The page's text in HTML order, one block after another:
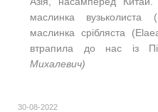
маслинка вузьколиста
маслинка срібляста
втрапила до нас із
Михалевич)
30-08-2022